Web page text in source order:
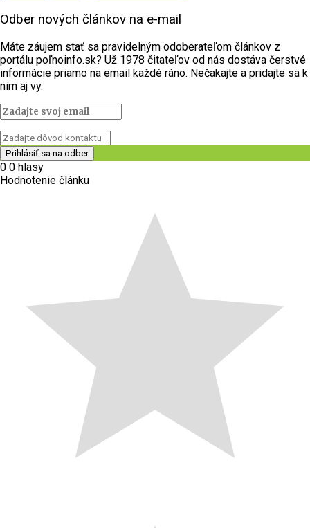
Odber nových článkov na e-mail
Máte záujem stať sa pravidelným odoberateľom článkov z
portálu poľnoinfo.sk? Už 1978 čitateľov od nás dostáva čerstvé
informácie priamo na email každé ráno. Nečakajte a pridajte sa k
nim aj vy.
0 0 hlasy
Hodnotenie článku